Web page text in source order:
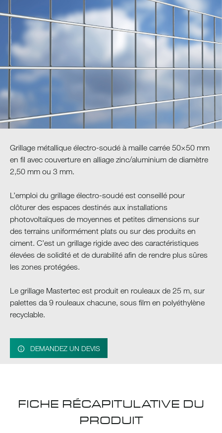
Grillage métallique électro-soudé à maille carrée 50×50 mm
en fil avec couverture en alliage zinc/aluminium de diamètre
2,50 mm ou 3 mm.
L’emploi du grillage électro-soudé est conseillé pour
clôturer des espaces destinés aux installations
photovoltaïques de moyennes et petites dimensions sur
des terrains uniformément plats ou sur des produits en
ciment. C’est un grillage rigide avec des caractéristiques
élevées de solidité et de durabilité afin de rendre plus sûres
les zones protégées.
Le grillage Mastertec est produit en rouleaux de 25 m, sur
palettes da 9 rouleaux chacune, sous film en polyéthylène
recyclable.
DEMANDEZ UN DEVIS
FICHE RÉCAPITULATIVE DU
PRODUIT